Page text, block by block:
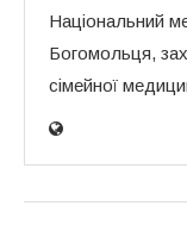
Національний
Богомольця,
сімейної